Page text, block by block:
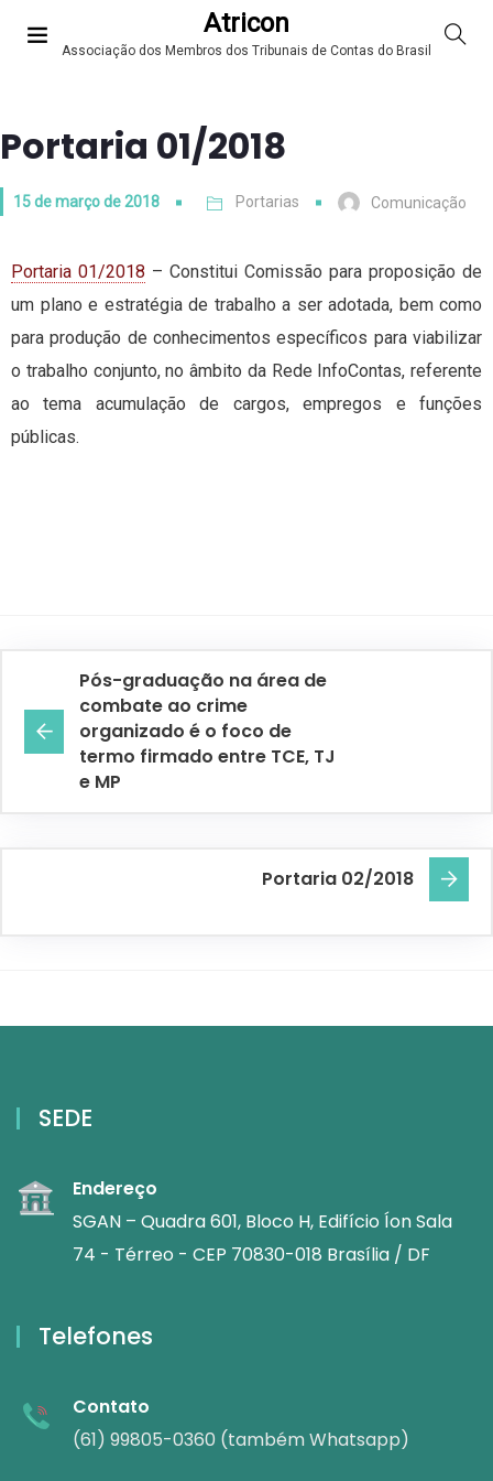
Atricon
Associação dos Membros dos Tribunais de Contas do Brasil
Portaria 01/2018
15 de março de 2018 Portarias Comunicação
Portaria 01/2018 – Constitui Comissão para proposição de
um plano e estratégia de trabalho a ser adotada, bem como
para produção de conhecimentos específicos para viabilizar
o trabalho conjunto, no âmbito da Rede InfoContas, referente
ao tema acumulação de cargos, empregos e funções
públicas.
Pós-graduação na área de
combate ao crime
organizado é o foco de
termo firmado entre TCE, TJ
e MP
Portaria 02/2018
SEDE
Endereço
SGAN – Quadra 601, Bloco H, Edifício Íon Sala
74 - Térreo - CEP 70830-018 Brasília / DF
Telefones
Contato
(61) 99805-0360 (também Whatsapp)